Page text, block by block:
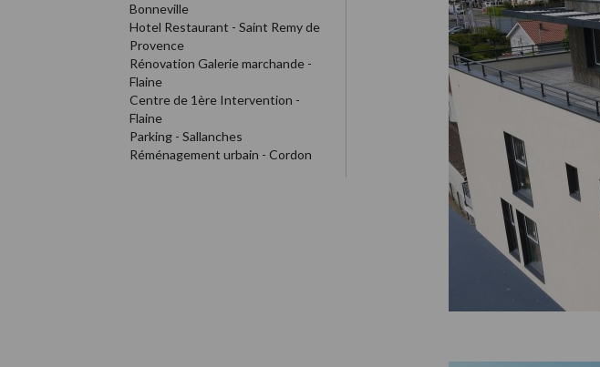
Bonneville
Hotel Restaurant - Saint Remy de
Provence
Rénovation Galerie marchande -
Flaine
Centre de 1ère Intervention -
Flaine
Parking - Sallanches
Réménagement urbain - Cordon